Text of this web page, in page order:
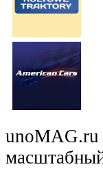
unoMAG.ru